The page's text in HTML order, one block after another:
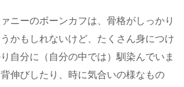
ニーのボーンカフは、骨格がしっかり
かもしれないけど、たくさん身につけ
自分に（自分の中では）馴染んでいま
伸びしたり、時に気合いの様なもの